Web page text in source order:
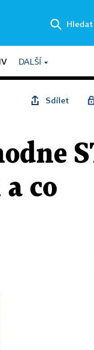
Hledat
DALŠÍ
Sdílet
co